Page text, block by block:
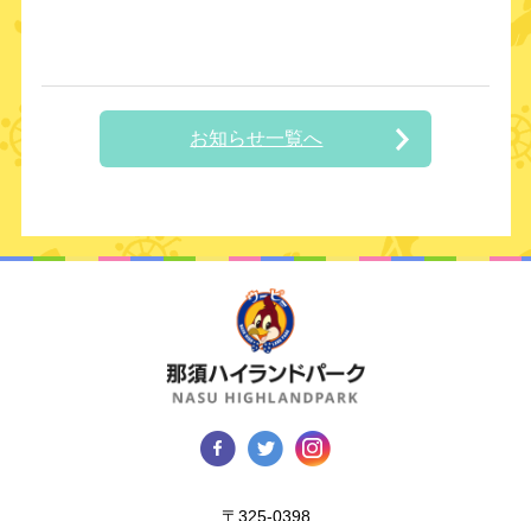
お知らせ一覧へ
〒325-0398